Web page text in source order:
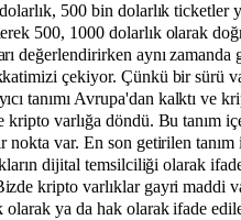
500 bin dolarlık ticketler
500, 1000 dolarlık olarak
değerlendirirken aynı zamanda
çekiyor. Çünkü bir sürü
tanımı Avrupa'dan kalktı ve
kripto varlığa döndü. Bu tanım
nokta var. En son getirilen tanım
dijital temsilciliği olarak
kripto varlıklar gayri maddi
olarak ya da hak olarak ifade